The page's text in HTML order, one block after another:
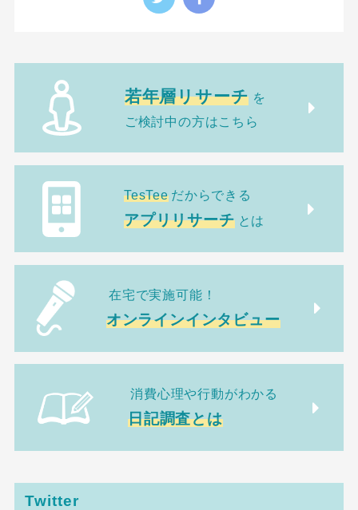
若年層リサーチ を
ご検討中の方はこちら
TesTee だからできる
アプリリサーチ とは
在宅で実施可能！
オンラインインタビュー
消費心理や行動がわかる
日記調査とは
Twitter